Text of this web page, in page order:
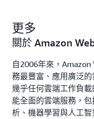
更多
關於 Amazon
自2006年來，Amazon
務最豐富、應用廣泛
幾乎任何雲端工作負
能全面的雲端服務，
析、機器學習與人工